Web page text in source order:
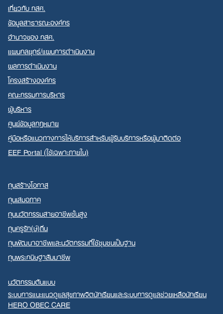
เกี่ยวกับ กสศ.
ข้อมูลสาธารณะองค์กร
อำนาจของ กสศ.
แผนกลยุทธ์/แผนการดำเนินงาน
ผลการดำเนินงาน
โครงสร้างองค์กร
คณะกรรมการบริหาร
ผู้บริหาร
ศูนย์ข้อมูลกฎหมาย
คู่มือหรือแนวทางการให้บริการสำหรับผู้รับบริการหรือผู้มาติดต่อ
EEF Portal (ใช้เฉพาะภายใน)
ทุนสร้างโอกาส
ทุนเสมอภาค
ทุนนวัตกรรมสายอาชีพชั้นสูง
ทุนครูรัก(ษ์)ถิ่น
ทุนพัฒนาอาชีพและนวัตกรรมที่ใช้ชุมชนเป็นฐาน
ทุนพระกนิษฐาสัมมาชีพ
นวัตกรรมต้นแบบ
ระบบการแนะแนวดูแลสุขภาพจิตนักเรียนและระบบการดูแลช่วยเหลือนักเรียน
HERO OBEC CARE